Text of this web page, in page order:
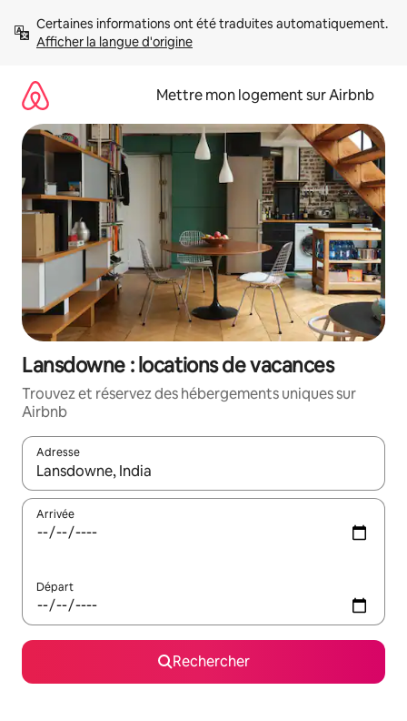
directement
Afficher la langue d'origine
Mettre mon logement sur Airbnb
Lansdowne : locations de vacances
Trouvez et réservez des hébergements uniques sur
Airbnb
Adresse
Lorsque les résultats s'affichent, utilisez les flèches vers le
Arrivée
Départ
Rechercher